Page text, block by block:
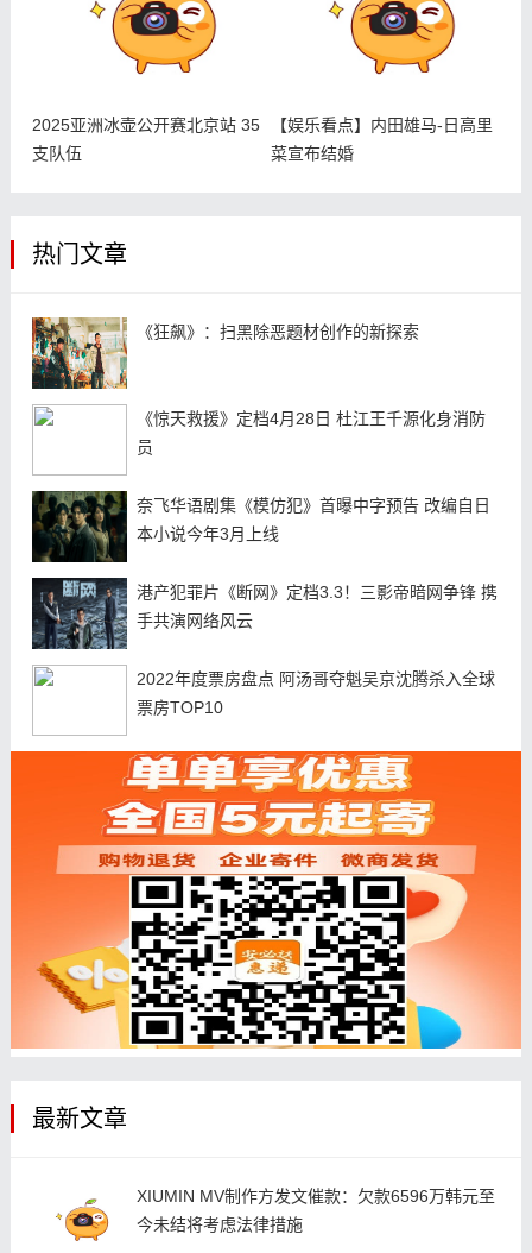
2025亚洲冰壶公开赛北京站 35
支队伍
【娱乐看点】内田雄马-日高里
菜宣布结婚
热门文章
《狂飙》：扫黑除恶题材创作的新探索
《惊天救援》定档4月28日 杜江王千源化身消防
员
奈飞华语剧集《模仿犯》首曝中字预告 改编自日
本小说今年3月上线
港产犯罪片《断网》定档3.3！三影帝暗网争锋 携
手共演网络风云
2022年度票房盘点 阿汤哥夺魁吴京沈腾杀入全球
票房TOP10
最新文章
XIUMIN MV制作方发文催款：欠款6596万韩元至
今未结将考虑法律措施